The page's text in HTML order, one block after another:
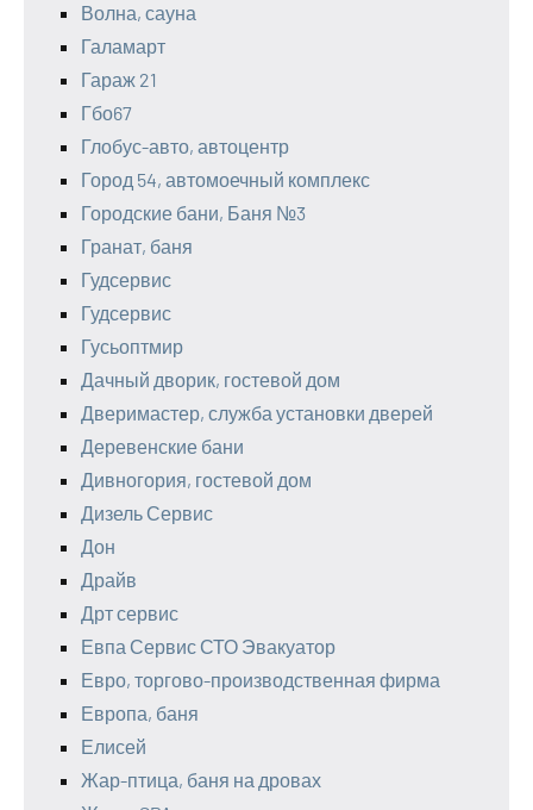
Волна, сауна
Галамарт
Гараж 21
Гбо67
Глобус-авто, автоцентр
Город 54, автомоечный комплекс
Городские бани, Баня №3
Гранат, баня
Гудсервис
Гудсервис
Гусьоптмир
Дачный дворик, гостевой дом
Дверимастер, служба установки дверей
Деревенские бани
Дивногория, гостевой дом
Дизель Сервис
Дон
Драйв
Дрт сервис
Евпа Сервис СТО Эвакуатор
Евро, торгово-производственная фирма
Европа, баня
Елисей
Жар-птица, баня на дровах